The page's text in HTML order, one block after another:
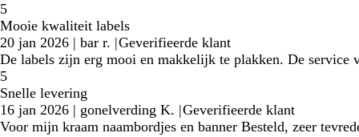
5
Mooie kwaliteit labels
20 jan 2026 | bar r. |Geverifieerde klant
De labels zijn erg mooi en makkelijk te plakken. De service
5
Snelle levering
16 jan 2026 | gonelverding K. |Geverifieerde klant
Voor mijn kraam naambordjes en banner Besteld, zeer